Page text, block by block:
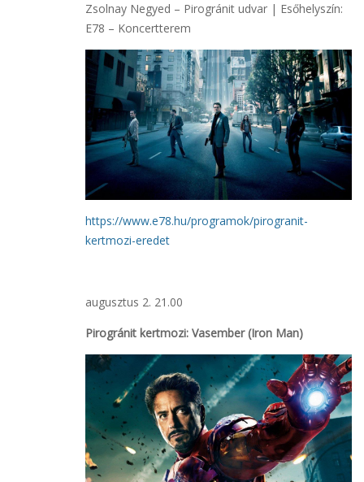
Zsolnay Negyed – Pirogránit udvar | Esőhelyszín:
E78 – Koncertterem
https://www.e78.hu/programok/pirogranit-
kertmozi-eredet
augusztus 2. 21.00
Pirogránit kertmozi: Vasember (Iron Man)